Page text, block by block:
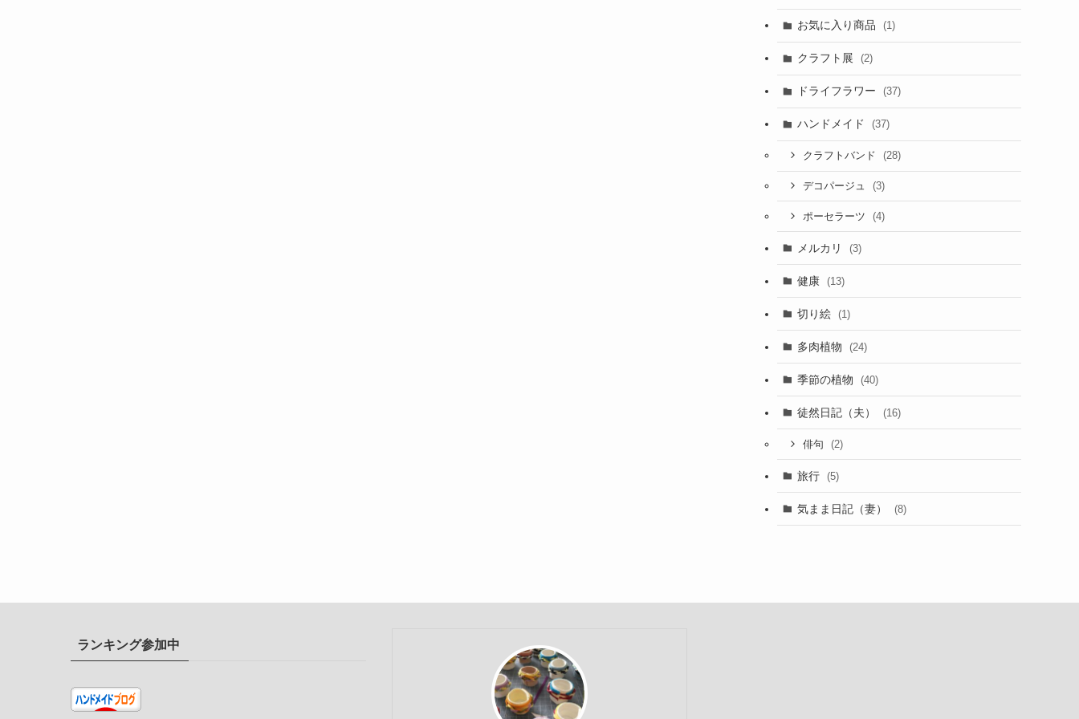
お気に入り商品 (1)
クラフト展 (2)
ドライフラワー (37)
ハンドメイド (37)
クラフトバンド (28)
デコパージュ (3)
ポーセラーツ (4)
メルカリ (3)
健康 (13)
切り絵 (1)
多肉植物 (24)
季節の植物 (40)
徒然日記（夫） (16)
俳句 (2)
旅行 (5)
気まま日記（妻） (8)
ランキング参加中